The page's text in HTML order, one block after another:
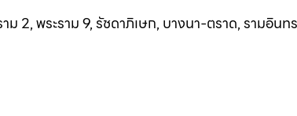
2, พระราม 9, รัชดาภิเษก, บางนา-ตราด, รามอิน